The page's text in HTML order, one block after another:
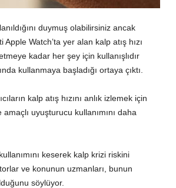
duymuş olabilirsiniz ancak
Watch’ta yer alan kalp atış hızı
kadar her şey için kullanışlıdır
kullanmaya başladığı ortaya çıktı.
kalp atış hızını anlık izlemek için
uyuşturucu kullanımını daha
keserek kalp krizi riskini
ve konunun uzmanları, bunun
söylüyor.